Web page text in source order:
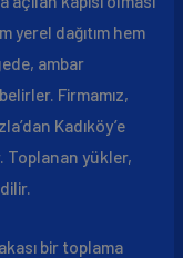
yerel dağıtım hem
ambar
Firmamız,
Kadıköy’e
Toplanan yükler,
bir toplama